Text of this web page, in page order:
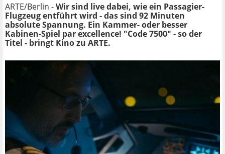
ARTE/Berlin -Wir sind live dabei, wie ein Passagier-
Flugzeug entführt wird - das sind 92 Minuten
absolute Spannung. Ein Kammer- oder besser
Kabinen-Spiel par excellence! "Code 7500" - so der
Titel - bringt Kino zu ARTE.